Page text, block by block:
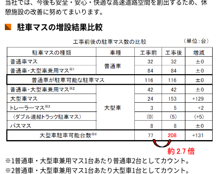
憩施設の改善に努めてまいります。
駐車マスの増設結果比較
※1普通車・大型車兼用マス1台あたり普通車2台としてカウント。
※2普通車・大型車兼用マス1台あたり大型車1台としてカウント。